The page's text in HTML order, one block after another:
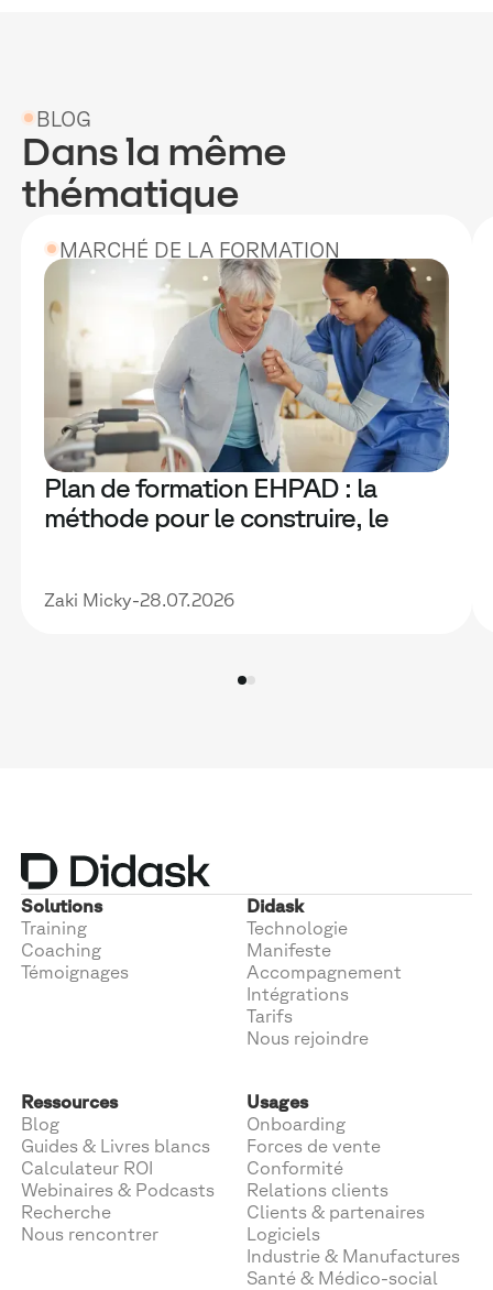
BLOG
Dans la même
thématique
MARCHÉ DE LA FORMATION
Plan de formation EHPAD : la
méthode pour le construire, le
Zaki Micky-28.07.2026
Solutions
Training
Coaching
Témoignages
Didask
Technologie
Manifeste
Accompagnement
Intégrations
Tarifs
Nous rejoindre
Ressources
Blog
Guides & Livres blancs
Calculateur ROI
Webinaires & Podcasts
Recherche
Nous rencontrer
Usages
Onboarding
Forces de vente
Conformité
Relations clients
Clients & partenaires
Logiciels
Industrie & Manufactures
Santé & Médico-social